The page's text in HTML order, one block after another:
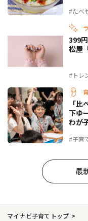
#たべ
#トレ
399
松屋
#子育
「
下ゆ
わが
最
マイナビ子育てトップ